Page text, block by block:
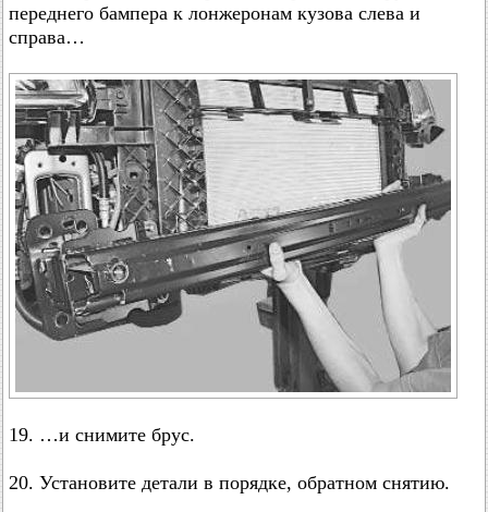
переднего бампера к лонжеронам кузова слева и
справа…
19. …и снимите брус.
20. Установите детали в порядке, обратном снятию.